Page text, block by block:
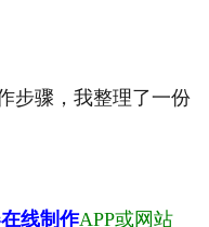
步骤，我整理了一份
线制作APP或网站